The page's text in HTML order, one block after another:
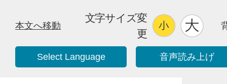
本文へ移動
文字サイズ変
更
Select Language 音声読み上げ